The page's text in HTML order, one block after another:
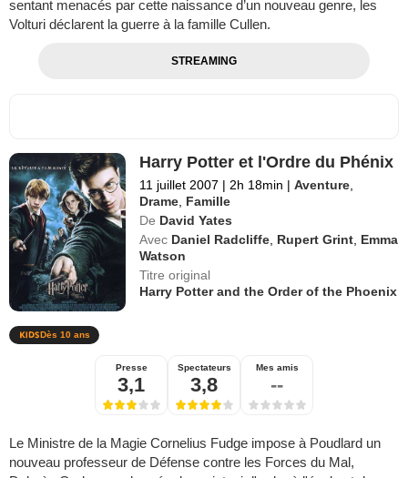
sentant menacés par cette naissance d’un nouveau genre, les
Volturi déclarent la guerre à la famille Cullen.
STREAMING
Harry Potter et l'Ordre du Phénix
11 juillet 2007 | 2h 18min | Aventure
Drame Famille
De David Yates
Avec Daniel Radcliffe Rupert Grint Emma
Watson
Titre original
Harry Potter and the Order of the Phoenix
Dès 10 ans
Presse
3,1
Spectateurs
3,8
Mes amis
--
Le Ministre de la Magie Cornelius Fudge impose à Poudlard un
nouveau professeur de Défense contre les Forces du Mal,